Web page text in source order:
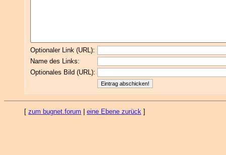
Optionaler Link (URL):
Name des Links:
Optionales Bild (URL):
[ zum bugnet.forum eine Ebene zurück ]